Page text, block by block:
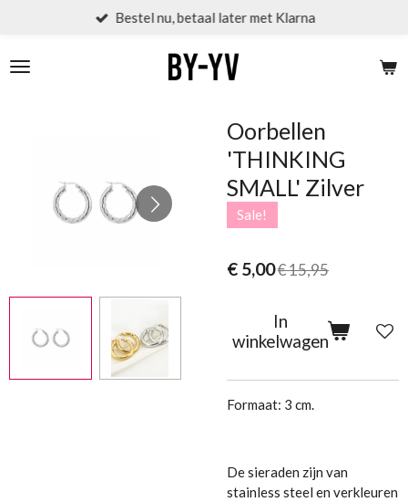
naar
de
Bestel nu, betaal later met Klarna
Oorbellen
'THINKING
SMALL' Zilver
Sale!
€ 5,00€ 15,95
In
winkelwagen
Formaat: 3 cm.
De sieraden zijn van
stainless steel en verkleuren